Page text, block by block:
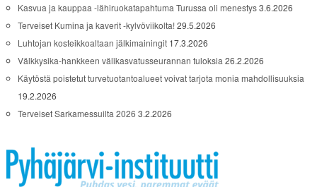
Kasvua ja kauppaa -lähiruokatapahtuma Turussa oli menestys3.6.2026
Terveiset Kumina ja kaverit -kylvöviikolta!29.5.2026
Luhtojan kosteikkoaltaan jälkimainingit 17.3.2026
Välkkysika-hankkeen välikasvatusseurannan tuloksia 26.2.2026
Käytöstä poistetut turvetuotantoalueet voivat tarjota monia mahdollisuuksia
19.2.2026
Terveiset Sarkamessuilta 2026 3.2.2026